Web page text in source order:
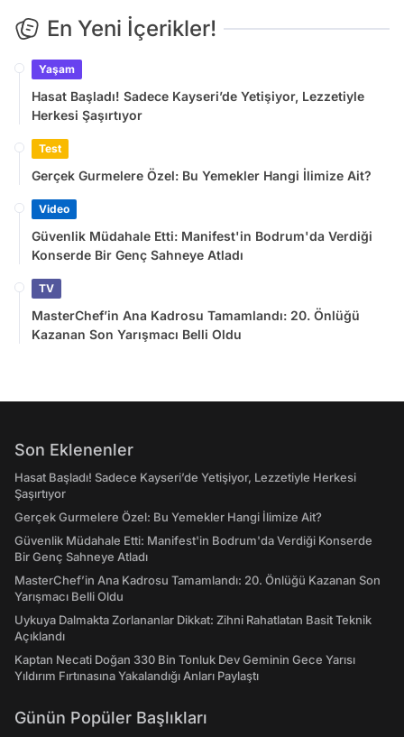
En Yeni İçerikler!
Yaşam
Hasat Başladı! Sadece Kayseri’de Yetişiyor, Lezzetiyle
Herkesi Şaşırtıyor
Test
Gerçek Gurmelere Özel: Bu Yemekler Hangi İlimize Ait?
Video
Güvenlik Müdahale Etti: Manifest'in Bodrum'da Verdiği
Konserde Bir Genç Sahneye Atladı
TV
MasterChef’in Ana Kadrosu Tamamlandı: 20. Önlüğü
Kazanan Son Yarışmacı Belli Oldu
Son Eklenenler
Hasat Başladı! Sadece Kayseri’de Yetişiyor, Lezzetiyle Herkesi
Şaşırtıyor
Gerçek Gurmelere Özel: Bu Yemekler Hangi İlimize Ait?
Güvenlik Müdahale Etti: Manifest'in Bodrum'da Verdiği Konserde
Bir Genç Sahneye Atladı
MasterChef’in Ana Kadrosu Tamamlandı: 20. Önlüğü Kazanan Son
Yarışmacı Belli Oldu
Uykuya Dalmakta Zorlananlar Dikkat: Zihni Rahatlatan Basit Teknik
Açıklandı
Kaptan Necati Doğan 330 Bin Tonluk Dev Geminin Gece Yarısı
Yıldırım Fırtınasına Yakalandığı Anları Paylaştı
Günün Popüler Başlıkları